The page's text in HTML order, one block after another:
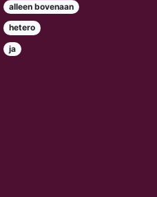
alleen bovenaan
hetero
ja